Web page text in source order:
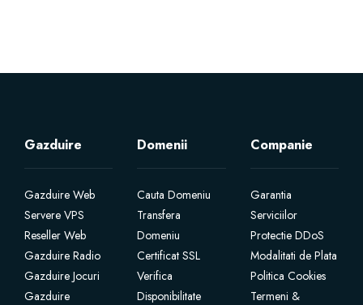
Gazduire
Gazduire Web
Servere VPS
Reseller Web
Gazduire Radio
Gazduire Jocuri
Gazduire
Domenii
Cauta Domeniu
Transfera
Domeniu
Certificat SSL
Verifica
Disponibilitate
Companie
Garantia
Serviciilor
Protectie DDoS
Modalitati de Plata
Politica Cookies
Termeni &